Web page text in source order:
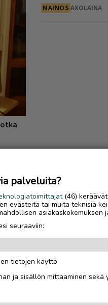
MAINOS AXOLAINA
Luetuimmat
Saariselälle
palveluita?
(46)
evästeitä tai muita teknisiä
asiakaskokemuksen
seuraaviin:
tietojen käyttö
ja sisällön mittaaminen sekä